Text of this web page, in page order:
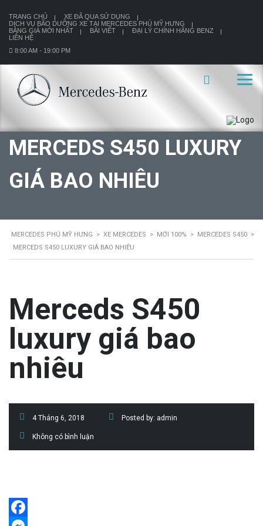
TRANG CHỦ
XE ĐÃ QUA SỬ DỤNG
DỊCH VỤ BÃO DƯỠNG XE TẠI MERCEDES PHÚ MỸ HƯNG
BẢNG GIÁ MỚI NHẤT
BÀI VIẾT
ĐẠI LÝ CHÍNH HÃNG BENZ
LIÊN HỆ
8:00 AM - 19:00 PM
MERCEDS S450 LUXURY
GIÁ BAO NHIÊU
MERCEDES PHÚ MỸ HƯNG > XE MERCEDES > MỚI 100% > MERCEDES S450 >
MERCEDS S450 LUXURY GIÁ BAO NHIÊU
Merceds S450
luxury giá bao
nhiêu
4 Tháng 6, 2018 Posted by: admin
Không có bình luận